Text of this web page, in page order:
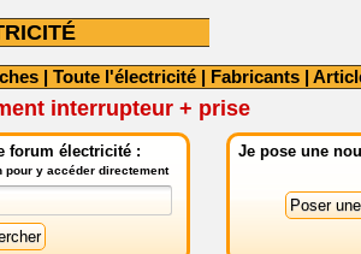
| Toute l'électricité | Fabricants |
interrupteur + prise
forum électricité :
pour y accéder directement
Je pose une